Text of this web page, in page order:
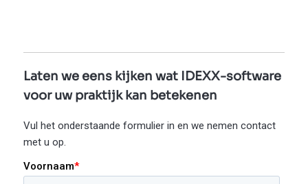
Laten we eens kijken wat IDEXX-software
voor uw praktijk kan betekenen
Vul het onderstaande formulier in en we nemen contact
met u op.